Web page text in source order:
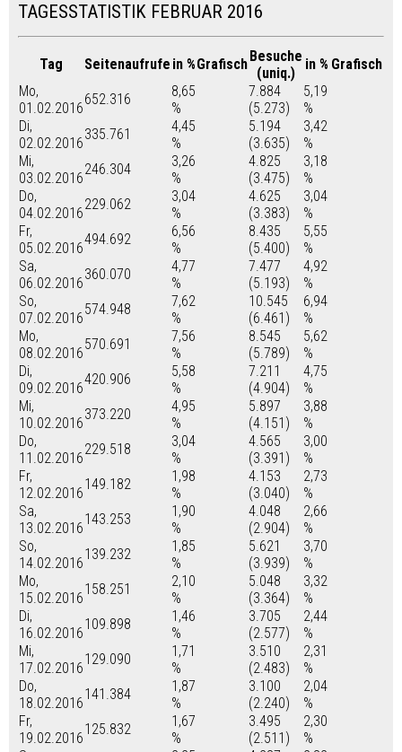
TAGESSTATISTIK FEBRUAR 2016
Tag Seitenaufrufe in %GrafischBesuche
(uniq.)
in % Grafisch
Mo,
01.02.2016
652.316
8,65
%
7.884
(5.273)
5,19
%
Di,
02.02.2016
335.761
4,45
%
5.194
(3.635)
3,42
%
Mi,
03.02.2016
246.304
3,26
%
4.825
(3.475)
3,18
%
Do,
04.02.2016
229.062
3,04
%
4.625
(3.383)
3,04
%
Fr,
05.02.2016
494.692
6,56
%
8.435
(5.400)
5,55
%
Sa,
06.02.2016
360.070
4,77
%
7.477
(5.193)
4,92
%
So,
07.02.2016
574.948
7,62
%
10.545
(6.461)
6,94
%
Mo,
08.02.2016
570.691
7,56
%
8.545
(5.789)
5,62
%
Di,
09.02.2016
420.906
5,58
%
7.211
(4.904)
4,75
%
Mi,
10.02.2016
373.220
4,95
%
5.897
(4.151)
3,88
%
Do,
11.02.2016
229.518
3,04
%
4.565
(3.391)
3,00
%
Fr,
12.02.2016
149.182
1,98
%
4.153
(3.040)
2,73
%
Sa,
13.02.2016
143.253
1,90
%
4.048
(2.904)
2,66
%
So,
14.02.2016
139.232
1,85
%
5.621
(3.939)
3,70
%
Mo,
15.02.2016
158.251
2,10
%
5.048
(3.364)
3,32
%
Di,
16.02.2016
109.898
1,46
%
3.705
(2.577)
2,44
%
Mi,
17.02.2016
129.090
1,71
%
3.510
(2.483)
2,31
%
Do,
18.02.2016
141.384
1,87
%
3.100
(2.240)
2,04
%
Fr,
19.02.2016
125.832
1,67
%
3.495
(2.511)
2,30
%